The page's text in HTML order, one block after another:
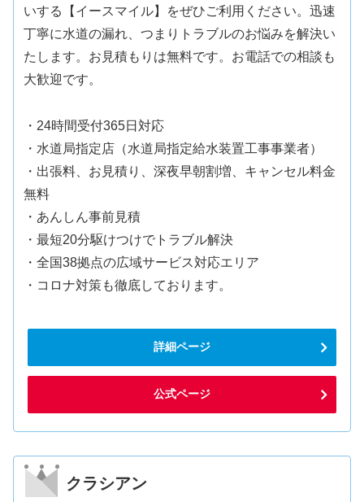
いする【イースマイル】をぜひご利用ください。迅速
丁寧に水道の漏れ、つまりトラブルのお悩みを解決い
たします。お見積もりは無料です。お電話での相談も
大歓迎です。
・24時間受付365日対応
・水道局指定店（水道局指定給水装置工事事業者）
・出張料、お見積り、深夜早朝割増、キャンセル料金
無料
・あんしん事前見積
・最短20分駆けつけでトラブル解決
・全国38拠点の広域サービス対応エリア
・コロナ対策も徹底しております。
詳細ページ
公式ページ
クラシアン